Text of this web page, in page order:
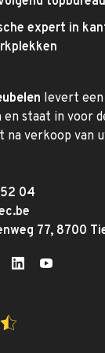
expert in
levert
staat in voor
na verkoop van
04
77, 8700